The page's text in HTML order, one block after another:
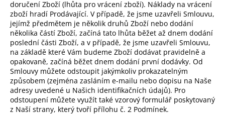
doručení Zboží (lhůta pro vrácení zboží). Náklady na vrácení
zboží hradí Prodávající. V případě, že jsme uzavřeli Smlouvu,
jejímž předmětem je několik druhů Zboží nebo dodání
několika částí Zboží, začíná tato lhůta běžet až dnem dodání
poslední části Zboží, a v případě, že jsme uzavřeli Smlouvu,
na základě které Vám budeme Zboží dodávat pravidelně a
opakovaně, začíná běžet dnem dodání první dodávky. Od
Smlouvy můžete odstoupit jakýmkoliv prokazatelným
způsobem (zejména zasláním e-mailu nebo dopisu na Naše
adresy uvedené u Našich identifikačních údajů). Pro
odstoupení můžete využít také vzorový formulář poskytovaný
z Naší strany, který tvoří přílohu č. 2 Podmínek.